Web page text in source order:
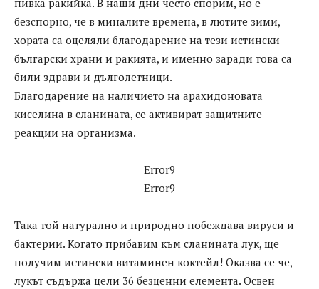
пивка ракийка. В наши дни често спорим, но е
безспорно, че в миналите времена, в лютите зими,
хората са оцеляли благодарение на тези истински
български храни и ракията, и именно заради това са
били здрави и дълголетници.
Благодарение на наличието на арахидоновата
киселина в сланината, се активират защитните
реакции на организма.
Error9
Error9
Така той натурално и природно побеждава вируси и
бактерии. Когато прибавим към сланината лук, ще
получим истински витаминен коктейл! Оказва се че,
лукът съдържа цели 36 безценни елемента. Освен